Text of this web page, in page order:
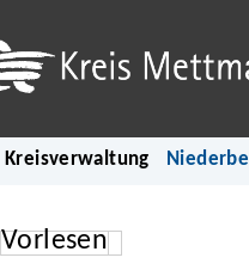
Kreisverwaltung
Vorlesen